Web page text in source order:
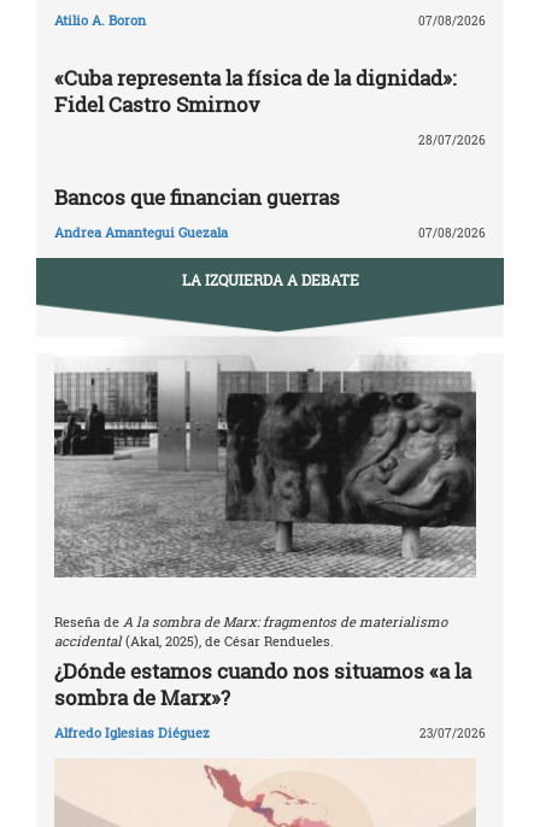
Atilio A. Boron 07/08/2026
«Cuba representa la física de la dignidad»:
Fidel Castro Smirnov
28/07/2026
Bancos que financian guerras
Andrea Amantegui Guezala 07/08/2026
LA IZQUIERDA A DEBATE
Reseña de A la sombra de Marx: fragmentos de materialismo
accidental(Akal, 2025), de César Rendueles.
¿Dónde estamos cuando nos situamos «a la
sombra de Marx»?
Alfredo Iglesias Diéguez 23/07/2026